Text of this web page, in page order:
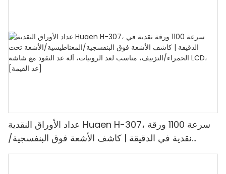
عداد الأوراق النقدية Huaen H-307، سرعة 1100 ورقة
نقدية في الدقيقة | كاشف الأشعة فوق البنفسجية/
المغناطيسية/الأشعة تحت الحمراء/التزييف، مناسب لعد